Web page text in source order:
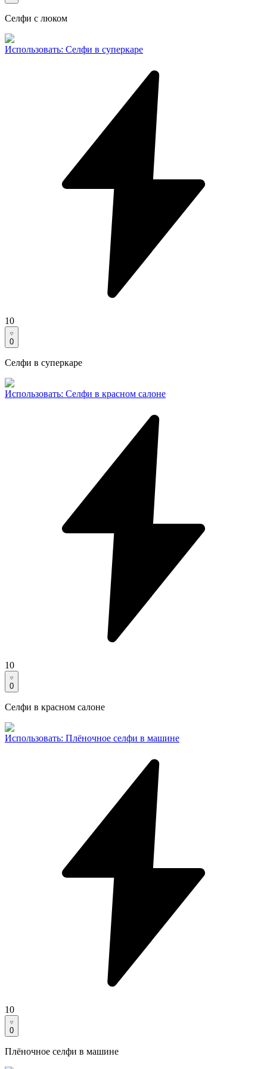
Селфи с люком
Использовать: Селфи в суперкаре
10
0
Селфи в суперкаре
Использовать: Селфи в красном салоне
10
0
Селфи в красном салоне
Использовать: Плёночное селфи в машине
10
0
Плёночное селфи в машине